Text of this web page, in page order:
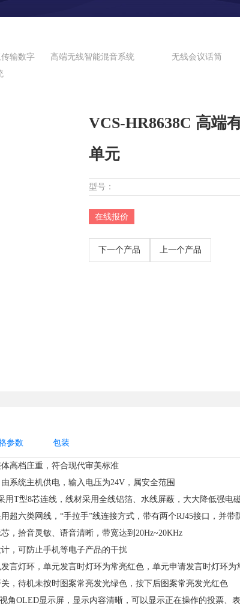
输数字
高端无线智能混音系统 无线会议话筒
VCS-HR8638C 高端
单元
型号：
在线报价
下一个产品 上一个产品
参数 包装
高档庄重，符合现代审美标准
系统主机供电，输入电压为24V，属安全范围
用T型8芯连线，线材采用全线铝箔、水线屏蔽，大大降低强电
超六类网线，“手拉手”线连接方式，带有两个RJ45接口，并带
，拾音灵敏、语音清晰，带宽达到20Hz~20KHz
，可防止手机等电子产品的干扰
言灯环，单元发言时灯环为常亮红色，单元申请发言时灯环为
，待机未按时图案常亮发光绿色，按下后图案常亮发光红色
角OLED显示屏，显示内容清晰，可以显示正在操作的投票、